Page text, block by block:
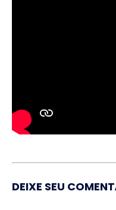
DEIXE SEU